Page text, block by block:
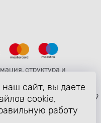
структура и
российскими и
об охране
(статьи 1259
Кодекса
2006 года N 230-ФЗ).
сайт, вы даете
cookie,
работу